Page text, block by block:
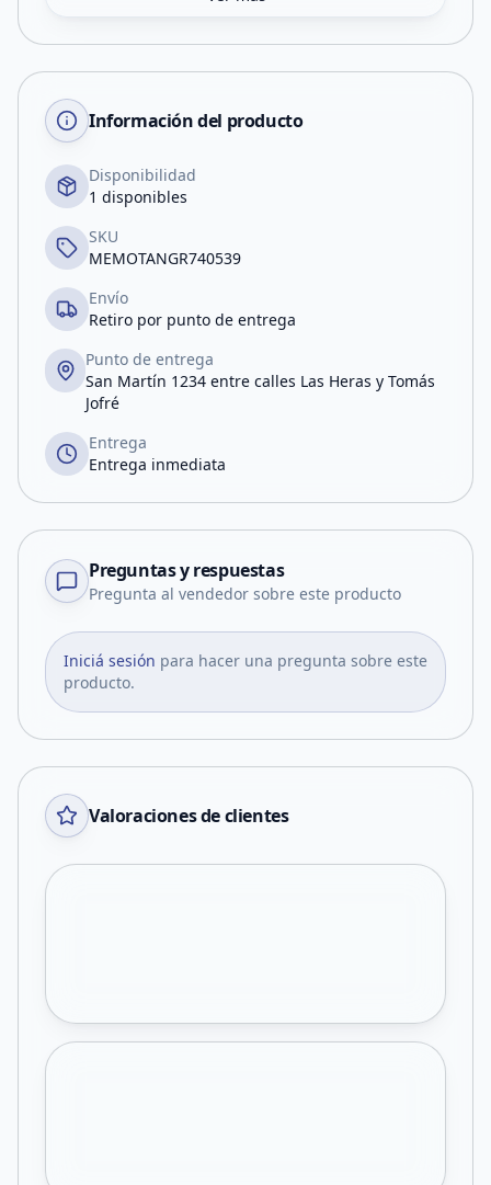
Información del producto
Disponibilidad
1 disponibles
SKU
MEMOTANGR740539
Envío
Retiro por punto de entrega
Punto de entrega
San Martín 1234 entre calles Las Heras y Tomás
Jofré
Entrega
Entrega inmediata
Preguntas y respuestas
Pregunta al vendedor sobre este producto
Iniciá sesión para hacer una pregunta sobre este
producto.
Valoraciones de clientes